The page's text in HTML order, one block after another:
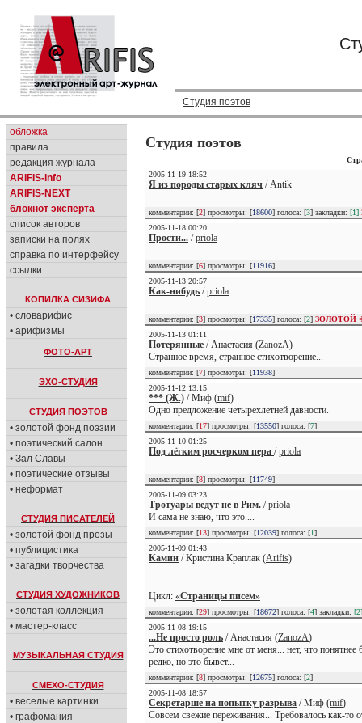
Студия поэтов
обложка
правила
редакция журнала
ARIFIS-info
ARIFIS-NEXT
блокнот эксперта
список авторов
записки на полях
справка по интерфейсу
ссылки
КОПИЛКА СИЗИФА
• словарифис
• арифизмы
ФОТО-АРТ
ЭХО-СТУДИЯ
СТУДИЯ ПОЭТОВ
• золотой фонд поэзии
• поэтический салон
• Зал Славы
• поэтические отзывы
• неформат
СТУДИЯ ПИСАТЕЛЕЙ
• золотой фонд прозы
• публицистика
• загадки творчества
СТУДИЯ ХУДОЖНИКОВ
• золотая коллекция
• мастер-класс
МУЗЫКАЛЬНАЯ СТУДИЯ
СМЕХО-СТУДИЯ
• веселые картинки
• графомания
Студия поэтов
2005-11-19 18:52
Я из породы старых кляч / Antik
комментарии: [2] просмотры: [18600] голоса: [3] закладки: [1]
2005-11-18 00:20
Прости... /priola
комментарии: [6] просмотры: [11916]
2005-11-13 20:57
Как-нибудь /priola
комментарии: [3] просмотры: [17335] голоса: [2] ЗОЛОТОЙ
2005-11-13 01:11
Потерянные / Анастасия (ZanozA)
Странное время, странное стихотворение...
комментарии: [7] просмотры: [11938]
2005-11-12 13:15
*** (Ж.) / Миф (mif)
Одно предложение четырехлетней давности.
комментарии: [17] просмотры: [13550] голоса: [7]
2005-11-10 01:25
Под лёгким росчерком пера /priola
комментарии: [8] просмотры: [11749]
2005-11-09 03:23
Тротуары ведут не в Рим. /priola
И сама не знаю, что это....
комментарии: [13] просмотры: [12039] голоса: [1]
2005-11-09 01:43
Камин / Кристина Краплак (Arifis)
Цикл: «Страницы писем»
комментарии: [29] просмотры: [18672] голоса: [4] закладки: [2]
2005-11-08 19:15
...Не просто роль / Анастасия (ZanozA)
Это стихотворение мне от меня... нет, что
редко, но это бывет...
комментарии: [8] просмотры: [12675] голоса: [2]
2005-11-08 18:57
Секретарше на попытку разрыва / Миф (mif)
Совсем свежие переживания... Требовалось как-то